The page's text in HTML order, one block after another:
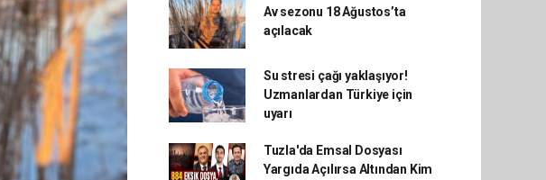
Av sezonu 18 Ağustos’ta
açılacak
Su stresi çağı yaklaşıyor!
Uzmanlardan Türkiye için
uyarı
Tuzla'da Emsal Dosyası
Yargıda Açılırsa Altından Kim